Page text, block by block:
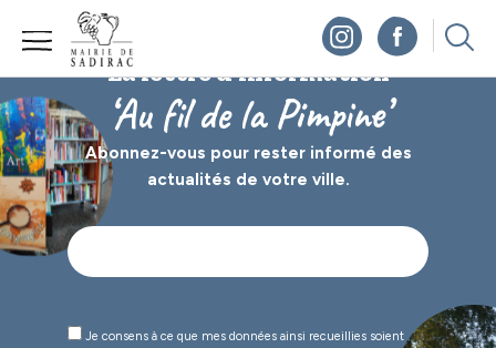
La lettre d’information
‘Au fil de la Pimpine’
Abonnez-vous pour rester informé des
actualités de votre ville.
Je consens à ce que mes données ainsi recueillies soient
Panneau de gestion des cookies